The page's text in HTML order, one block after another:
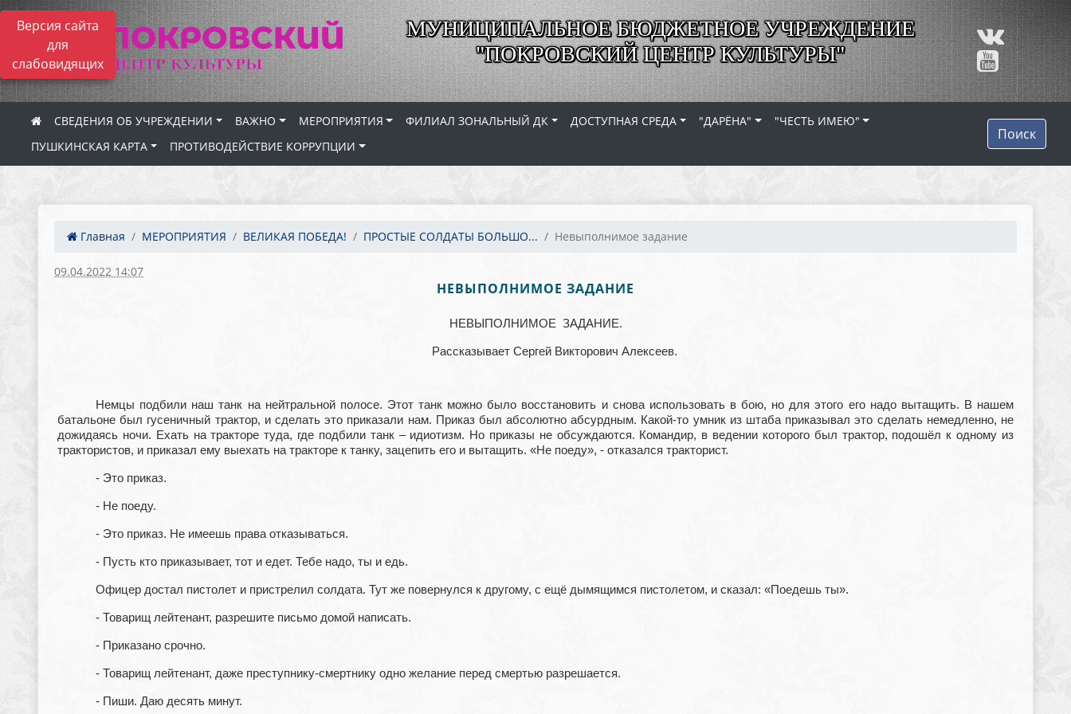
Версия сайта
для
слабовидящих
МУНИЦИПАЛЬНОЕ БЮДЖЕТНОЕ УЧРЕЖДЕНИЕ
"ПОКРОВСКИЙ ЦЕНТР КУЛЬТУРЫ"
СВЕДЕНИЯ ОБ УЧРЕЖДЕНИИ ВАЖНО МЕРОПРИЯТИЯ ФИЛИАЛ ЗОНАЛЬНЫЙ ДК ДОСТУПНАЯ СРЕДА "ДАРЁНА"
"ЧЕСТЬ ИМЕЮ"
ПУШКИНСКАЯ КАРТА
ПРОТИВОДЕЙСТВИЕ КОРРУПЦИИ
Поиск
Главная МЕРОПРИЯТИЯ ВЕЛИКАЯ ПОБЕДА! ПРОСТЫЕ СОЛДАТЫ БОЛЬШО... Невыполнимое задание
09.04.2022 14:07
НЕВЫПОЛНИМОЕ ЗАДАНИЕ
НЕВЫПОЛНИМОЕ ЗАДАНИЕ.
Рассказывает Сергей Викторович Алексеев.
Немцы подбили наш танк на нейтральной полосе. Этот танк можно было восстановить и снова использовать в бою, но для этого его надо вытащить. В нашем
батальоне был гусеничный трактор, и сделать это приказали нам. Приказ был абсолютно абсурдным. Какой-то умник из штаба приказывал это сделать немедленно, не
дожидаясь ночи. Ехать на тракторе туда, где подбили танк – идиотизм. Но приказы не обсуждаются. Командир, в ведении которого был трактор, подошёл к одному из
трактористов, и приказал ему выехать на тракторе к танку, зацепить его и вытащить. «Не поеду», - отказался тракторист.
- Это приказ.
- Не поеду.
- Это приказ. Не имеешь права отказываться.
- Пусть кто приказывает, тот и едет. Тебе надо, ты и едь.
Офицер достал пистолет и пристрелил солдата. Тут же повернулся к другому, с ещё дымящимся пистолетом, и сказал: «Поедешь ты».
- Товарищ лейтенант, разрешите письмо домой написать.
- Приказано срочно.
- Товарищ лейтенант, даже преступнику-смертнику одно желание перед смертью разрешается.
- Пиши. Даю десять минут.